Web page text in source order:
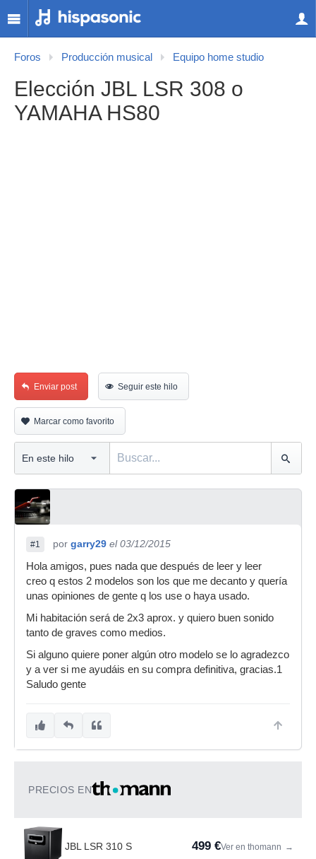
Foros Producción musical Equipo home studio
Elección JBL LSR 308 o
YAMAHA HS80
Enviar post Seguir este hilo
Marcar como favorito
#1 por garry29 el 03/12/2015
Hola amigos, pues nada que después de leer y leer
creo q estos 2 modelos son los que me decanto y quería
unas opiniones de gente q los use o haya usado.
Mi habitación será de 2x3 aprox. y quiero buen sonido
tanto de graves como medios.
Si alguno quiere poner algún otro modelo se lo agradezco
y a ver si me ayudáis en su compra definitiva, gracias.1
Saludo gente
PRECIOS EN
JBL LSR 310 S 499 €Ver en thomann →